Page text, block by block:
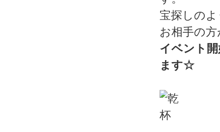
宝探しの
お相手の
イベント
ます☆